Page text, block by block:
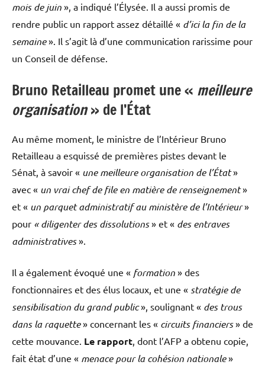
mois de juin », a indiqué l’Élysée. Il a aussi promis de
rendre public un rapport assez détaillé « d’ici la fin de la
semaine». Il s’agit là d’une communication rarissime pour
un Conseil de défense.
Bruno Retailleau promet une « meilleure
organisation» de l’État
Au même moment, le ministre de l’Intérieur Bruno
Retailleau a esquissé de premières pistes devant le
Sénat, à savoir « une meilleure organisation de l’État»
avec « un vrai chef de file en matière de renseignement»
et « un parquet administratif au ministère de l’Intérieur»
pour « diligenter des dissolutions» et « des entraves
administratives».
Il a également évoqué une « formation » des
fonctionnaires et des élus locaux, et une « stratégie de
sensibilisation du grand public», soulignant « des trous
dans la raquette» concernant les « circuits financiers» de
cette mouvance. Le rapport, dont l’AFP a obtenu copie,
fait état d’une « menace pour la cohésion nationale»